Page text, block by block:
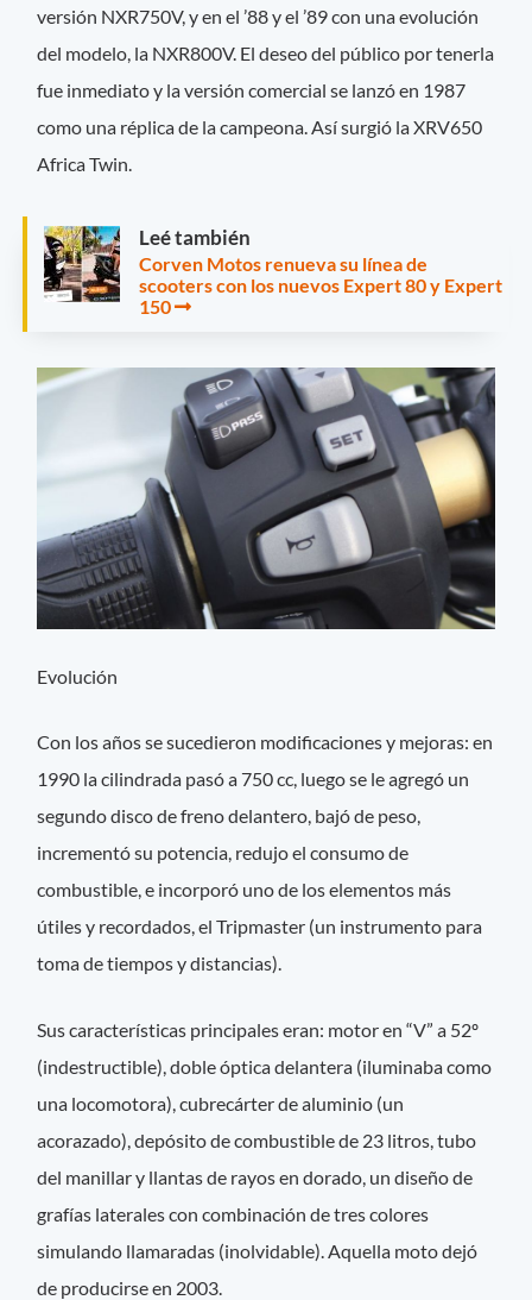
versión NXR750V, y en el ’88 y el ’89 con una evolución
del modelo, la NXR800V. El deseo del público por tenerla
fue inmediato y la versión comercial se lanzó en 1987
como una réplica de la campeona. Así surgió la XRV650
Africa Twin.
Leé también
Corven Motos renueva su línea de
scooters con los nuevos Expert 80 y Expert
150
Evolución
Con los años se sucedieron modificaciones y mejoras: en
1990 la cilindrada pasó a 750 cc, luego se le agregó un
segundo disco de freno delantero, bajó de peso,
incrementó su potencia, redujo el consumo de
combustible, e incorporó uno de los elementos más
útiles y recordados, el Tripmaster (un instrumento para
toma de tiempos y distancias).
Sus características principales eran: motor en “V” a 52º
(indestructible), doble óptica delantera (iluminaba como
una locomotora), cubrecárter de aluminio (un
acorazado), depósito de combustible de 23 litros, tubo
del manillar y llantas de rayos en dorado, un diseño de
grafías laterales con combinación de tres colores
simulando llamaradas (inolvidable). Aquella moto dejó
de producirse en 2003.